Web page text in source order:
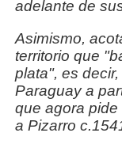
adelante de
Asimismo,
territorio que "
plata", es
Paraguay a
que agora pide
a Pizarro